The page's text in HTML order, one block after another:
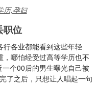
历,孕妇
职位
各业都能看到这些年轻
哪怕经受过高等学历也不
个00后的男生曝光自己被
了之后，只想让人唱起一句